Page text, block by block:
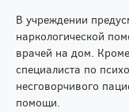
В учреждении
наркологической
врачей на дом.
специалиста по
несговорчивого
помощи.